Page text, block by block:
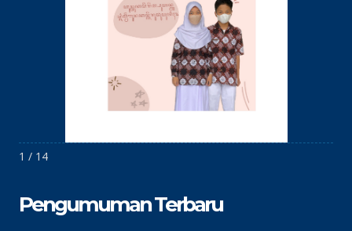
1 / 14
Pengumuman Terbaru